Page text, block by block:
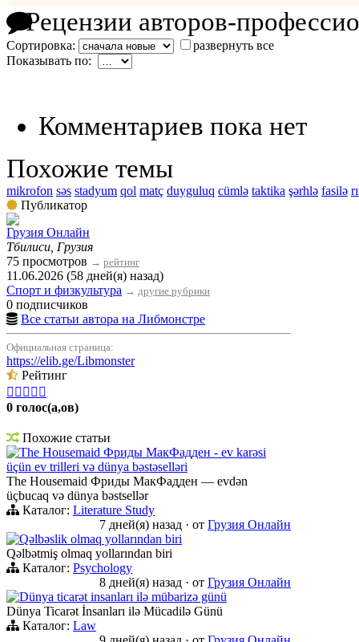
Рецензии авторов-
Сортировка:
развернуть все
Показывать по:
Комментариев пока нет
Похожие темы
mikrofon səs stadyum qol matç duyguluq cümlə taktika şərhlə fasilə
Публикатор
Грузия Онлайн
Тбилиси, Грузия
75 просмотров → рейтинг
11.06.2026 (58 дней(я) назад)
Спорт и физкультура → другие рубрики
0 подписчиков
Все статьи автора на Либмонстре
Официальная страница:
https://elib.ge/Libmonster
Рейтинг
    
0 голос(а,ов)
Похожие статьи
The Housemaid Фриды МакФадден - ev karəsi
üçün ev trilleri və dünya bəstəselləri
The Housemaid Фриды МакФадден — evdən
üçbucaq və dünya bəstsellər
Каталог: Literature Study
7 дней(я) назад · от Грузия Онлайн
Qəlbəslik olmaq yollarından biri
Qəlbətmiş olmaq yollarından biri
Каталог: Psychology
8 дней(я) назад · от Грузия Онлайн
Dünya ticarət insanları ilə mübarizə günü
Dünya Ticarət İnsanları ilə Mücadilə Günü
Каталог: Law